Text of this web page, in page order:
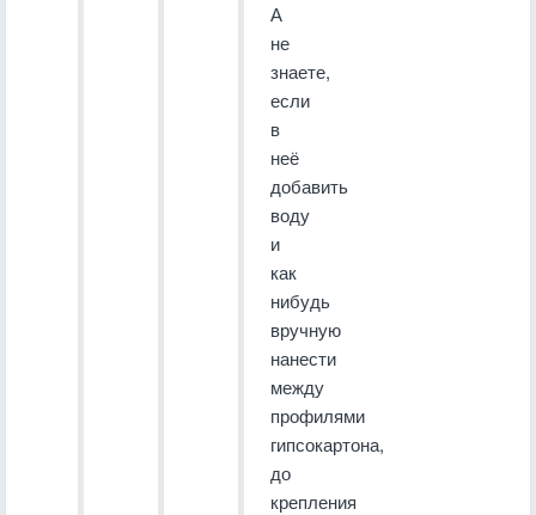
А
не
знаете,
если
в
неё
добавить
воду
и
как
нибудь
вручную
нанести
между
профилями
гипсокартона,
до
крепления